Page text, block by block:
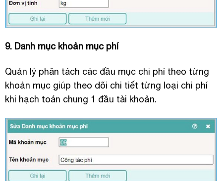
9. Danh mục khoản mục phí
Quản lý phân tách các đầu mục chi phí theo từng
khoản mục giúp theo dõi chi tiết từng loại chi phí
khi hạch toán chung 1 đầu tài khoản.